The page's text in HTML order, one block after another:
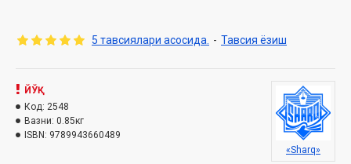
Муаллифлар ҳақида қисқача маълумот
Туркистон қайғуси (1 қисм)
5 тавсиялари асосида. - Тавсия ёзиш
ЙЎҚ
Код: 2548
Вазни: 0.85кг
ISBN: 9789943660489
«Sharq»